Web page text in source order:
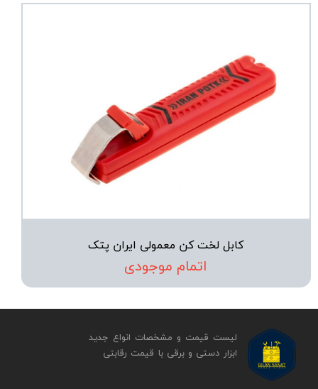
کابل لخت کن معمولی ایران پتک
اتمام موجودی
لیست قیمت و مشخصات انواع جدید
ابزار دستی و برقی ​​​​​​​با قیمت رقابتی